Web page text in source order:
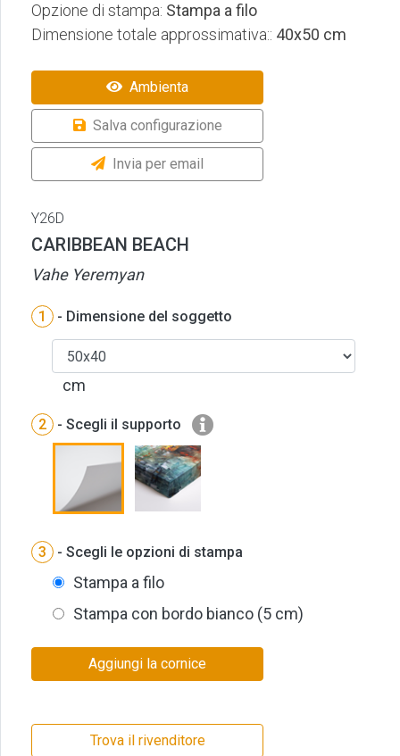
Opzione di stampa: Stampa a filo
Dimensione totale approssimativa:: 40x50 cm
Ambienta
Salva configurazione
Invia per email
Y26D
CARIBBEAN BEACH
Vahe Yeremyan
1 - Dimensione del soggetto
cm
2 - Scegli il supporto
3 - Scegli le opzioni di stampa
Stampa a filo
Stampa con bordo bianco (5 cm)
Aggiungi la cornice
Trova il rivenditore